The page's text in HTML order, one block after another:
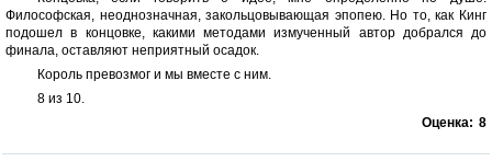
Философская, неоднозначная, закольцовывающая эпопею. Но то, как Кинг
подошел в концовке, какими методами измученный автор добрался до
финала, оставляют неприятный осадок.
Король превозмог и мы вместе с ним.
8 из 10.
Оценка: 8